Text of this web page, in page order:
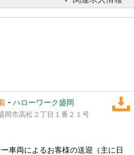
- ハローワーク盛岡
市高松２丁目１番２１号
車両によるお客様の送迎（主に日